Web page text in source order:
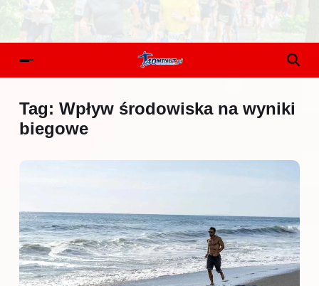
Tag: Wpływ środowiska na wyniki
biegowe